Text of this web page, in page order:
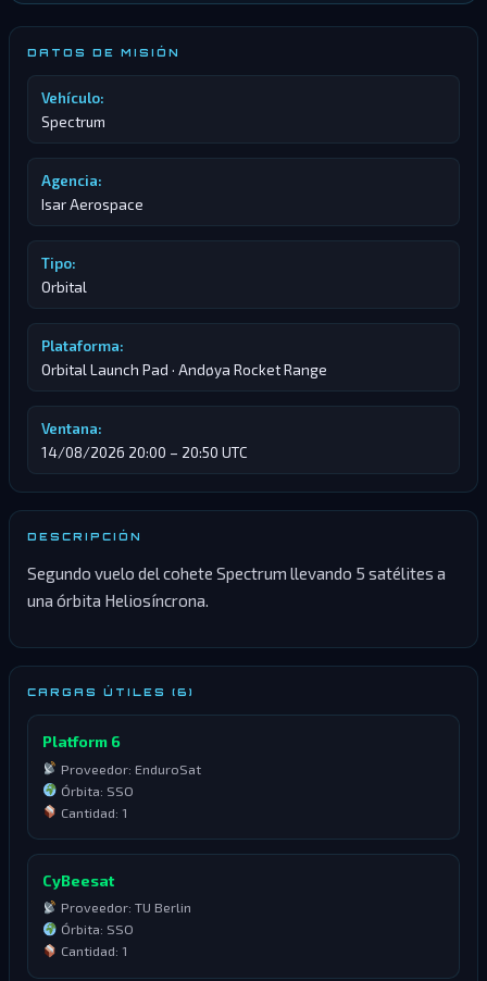
DATOS DE MISIÓN
Vehículo:
Spectrum
Agencia:
Isar Aerospace
Tipo:
Orbital
Plataforma:
Orbital Launch Pad · Andøya Rocket Range
Ventana:
14/08/2026 20:00 – 20:50 UTC
DESCRIPCIÓN
Segundo vuelo del cohete Spectrum llevando 5 satélites a
una órbita Heliosíncrona.
CARGAS ÚTILES (6)
Platform 6
Proveedor: EnduroSat
Órbita: SSO
Cantidad: 1
CyBeesat
Proveedor: TU Berlin
Órbita: SSO
Cantidad: 1